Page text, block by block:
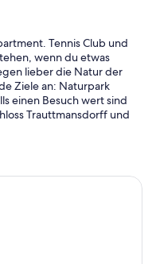
Tennis Club und
wenn du etwas
lieber die Natur der
Ziele an: Naturpark
einen Besuch wert sind
Trauttmansdorff und